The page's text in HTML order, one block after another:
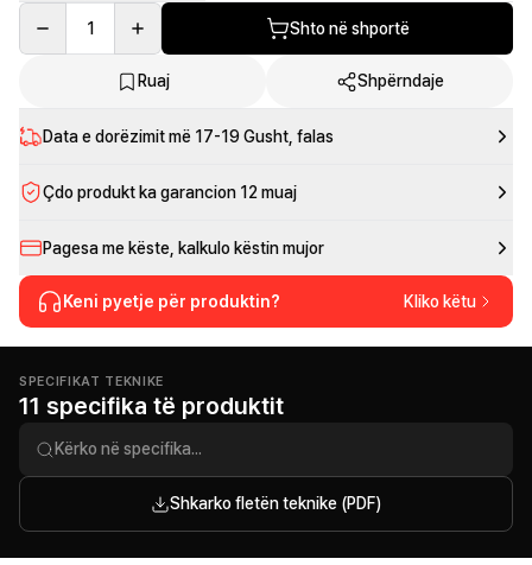
1 Shto në shportë
Ruaj Shpërndaje
Data e dorëzimit më 17-19 Gusht , falas
Çdo produkt ka garancion 12 muaj
Pagesa me këste, kalkulo këstin mujor
Keni pyetje për produktin? Kliko këtu
SPECIFIKAT TEKNIKE
11 specifika të produktit
Shkarko fletën teknike (PDF)